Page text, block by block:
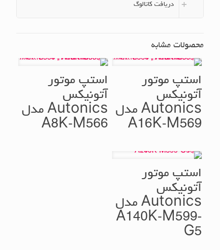
دریافت کاتالوگ
محصولات مشابه
استپ موتور
آتونیکس
Autonics مدل
A16K-M569
استپ موتور
آتونیکس
Autonics مدل
A8K-M566
استپ موتور
آتونیکس
Autonics مدل
A140K-M599-
G5